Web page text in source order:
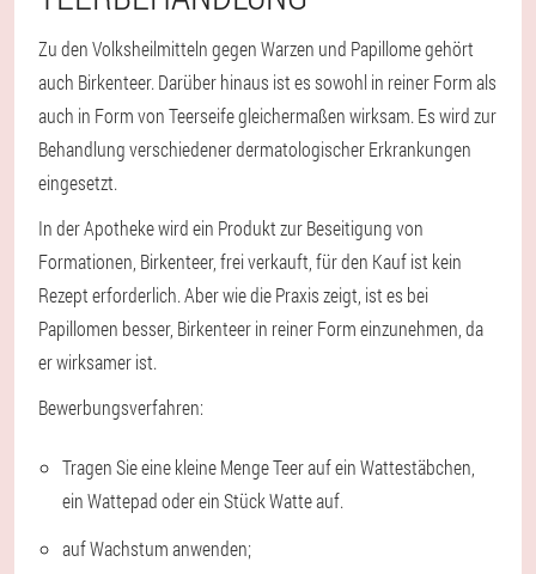
Zu den Volksheilmitteln gegen Warzen und Papillome gehört
auch Birkenteer. Darüber hinaus ist es sowohl in reiner Form als
auch in Form von Teerseife gleichermaßen wirksam. Es wird zur
Behandlung verschiedener dermatologischer Erkrankungen
eingesetzt.
In der Apotheke wird ein Produkt zur Beseitigung von
Formationen, Birkenteer, frei verkauft, für den Kauf ist kein
Rezept erforderlich. Aber wie die Praxis zeigt, ist es bei
Papillomen besser, Birkenteer in reiner Form einzunehmen, da
er wirksamer ist.
Bewerbungsverfahren:
Tragen Sie eine kleine Menge Teer auf ein Wattestäbchen,
ein Wattepad oder ein Stück Watte auf.
auf Wachstum anwenden;